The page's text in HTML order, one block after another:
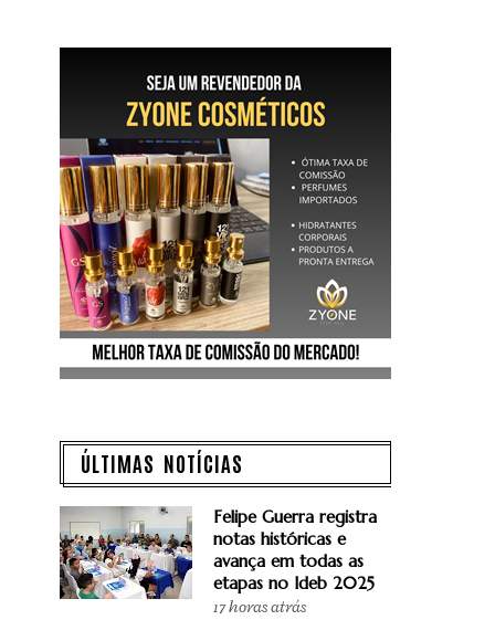
ÚLTIMAS NOTÍCIAS
Felipe Guerra registra
notas históricas e
avança em todas as
etapas no Ideb 2025
17 horas atrás